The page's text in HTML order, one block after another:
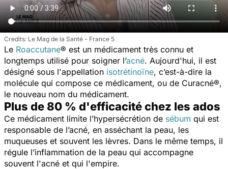
Le Mag de la Santé - France 5
Le Roaccutane® est un médicament très connu et
longtemps utilisé pour soigner l’acné. Aujourd'hui, il est
désigné sous l'appellation isotrétinoïne, c’est-à-dire la
molécule qui compose ce médicament, ou de Curacné®,
le nouveau nom du médicament.
Plus de 80 % d'efficacité chez les ados
Ce médicament limite l’hypersécrétion de sébum qui est
responsable de l’acné, en asséchant la peau, les
muqueuses et souvent les lèvres. Dans le même temps, il
régule l’inflammation de la peau qui accompagne
souvent l'acné et qui l'empire.